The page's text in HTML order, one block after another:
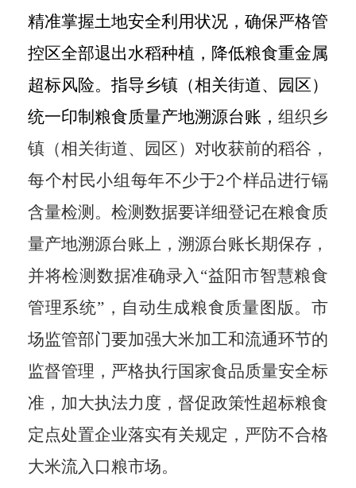
精准掌握土地安全利用状况， 确保严格管
控区全部退出水稻种植，降低粮食重金属
超标风险。指导乡镇（相关街道、园区）
统一印制粮食质量产地溯源台账， 组织乡
镇（相关街道、园区）对收获前的稻谷，
每个村民小组每年不少于2个样品进行镉
含量检测。检测数据要详细登记在粮食质
量产地溯源台账上，溯源台账长期保存，
并将检测数据准确录入 “益阳市智慧粮食
管理系统”，自动生成粮食质量图版。市
场监管部门要加强大米加工和流通环节的
监督管理，严格执行国家食品质量安全标
准，加大执法力度，督促政策性超标粮食
定点处置企业落实有关规定，严防不合格
大米流入口粮市场。